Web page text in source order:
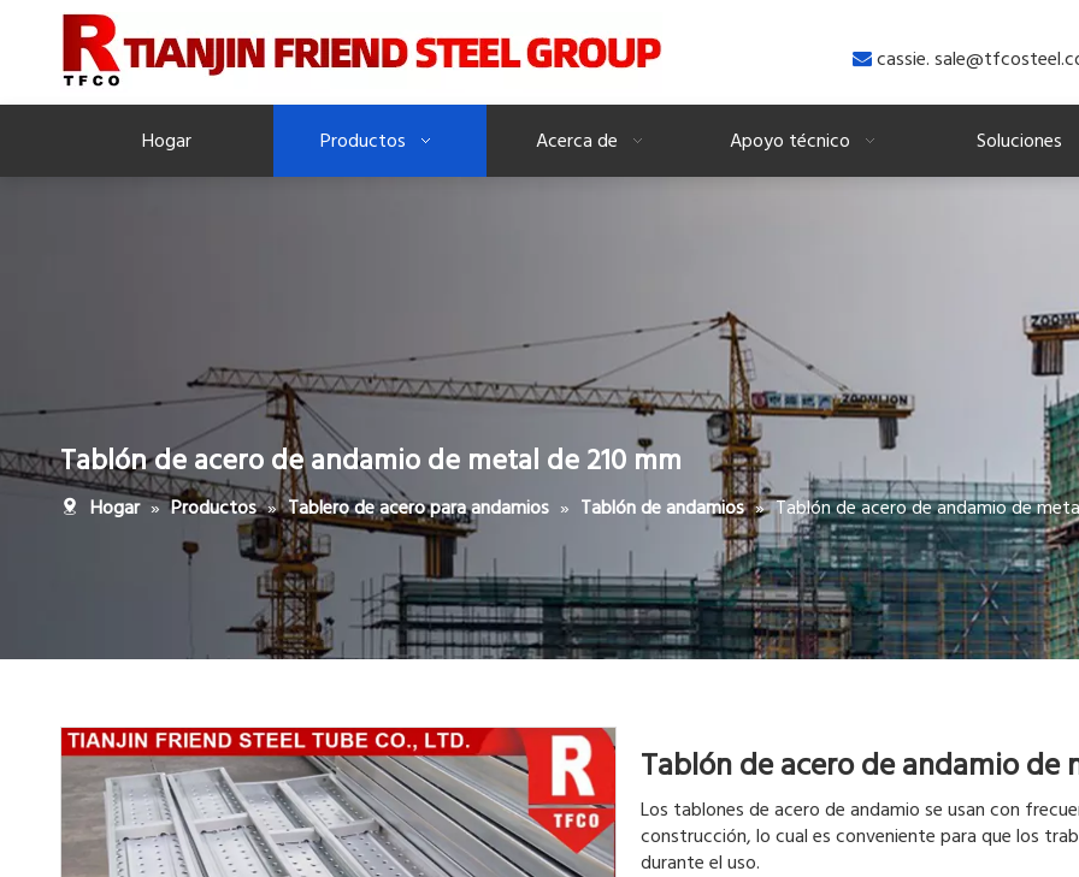
 cassie.
Hogar Productos Acerca de Apoyo técnico Soluciones
Tablón de acero de andamio de metal de 210 mm
Hogar » Productos » Tablero de acero para andamios » Tablón de andamios » Tablón de acero de andamio de
Tablón de acero de andamio de
Los tablones de acero de andamio se usan con
construcción, lo cual es conveniente para que los
durante el uso.